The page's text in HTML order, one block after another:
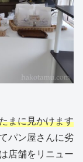
まに見かけます
パン屋さんに劣
店舗をリニュー